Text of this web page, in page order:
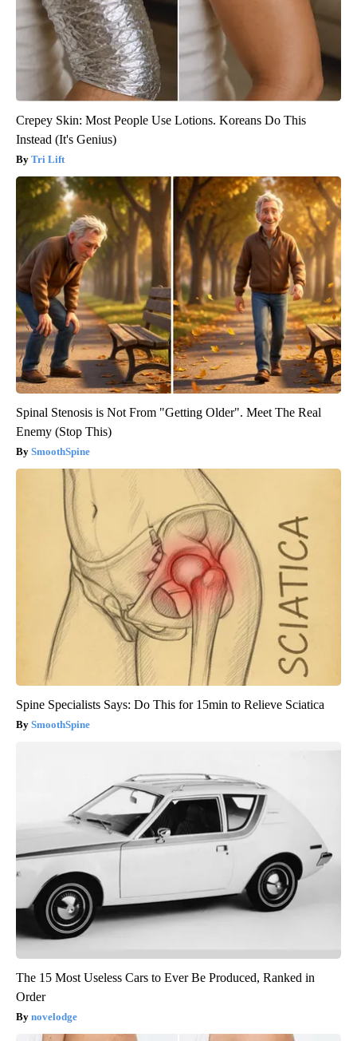
Crepey Skin: Most People Use Lotions. Koreans Do This
Instead (It's Genius)
Tri Lift
Spinal Stenosis is Not From "Getting Older". Meet The Real
Enemy (Stop This)
SmoothSpine
Spine Specialists Says: Do This for 15min to Relieve Sciatica
SmoothSpine
The 15 Most Useless Cars to Ever Be Produced, Ranked in
Order
novelodge